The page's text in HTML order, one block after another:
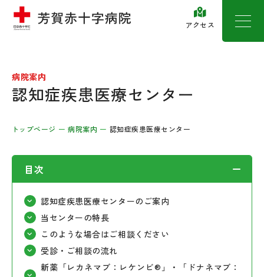
アクセス
病院案内
認知症疾患医療センター
トップページ 病院案内 認知症疾患医療センター
目次
認知症疾患医療センターのご案内
当センターの特長
このような場合はご相談ください
受診・ご相談の流れ
新薬「レカネマブ：レケンビ®」・「ドナネマブ：